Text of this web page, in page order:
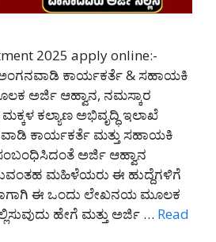
2025 apply online:-
ಅಂಗನವಾಡಿ ಕಾರ್ಯಕರ್ತೆ & ಸಹಾಯಕಿ
ಅರ್ಜಿ ಆಹ್ವಾನ, ನಮಸ್ಕಾರ
ಕಲ್ಯಾಣ ಅಭಿವೃದ್ಧಿ ಇಲಾಖೆ
ಕಾರ್ಯಕರ್ತೆ ಮತ್ತು ಸಹಾಯಕಿ
ಅರ್ಜಿ ಆಹ್ವಾನ
ಮಹಿಳೆಯರು ಈ ಹುದ್ದೆಗಳಿಗೆ
ಈ ಒಂದು ಲೇಖನಯ ಮೂಲಕ
ಹೇಗೆ ಮತ್ತು ಅರ್ಜಿ … Read